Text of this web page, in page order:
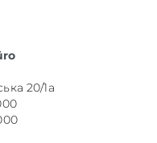
20/1а